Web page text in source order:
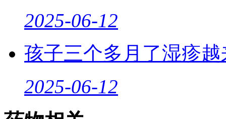
2025-06-12
孩子三个多月了湿疹
2025-06-12